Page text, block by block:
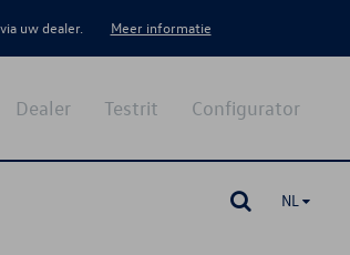
uw dealer. Meer informatie
Configurator
Testrit
Dealer
NL